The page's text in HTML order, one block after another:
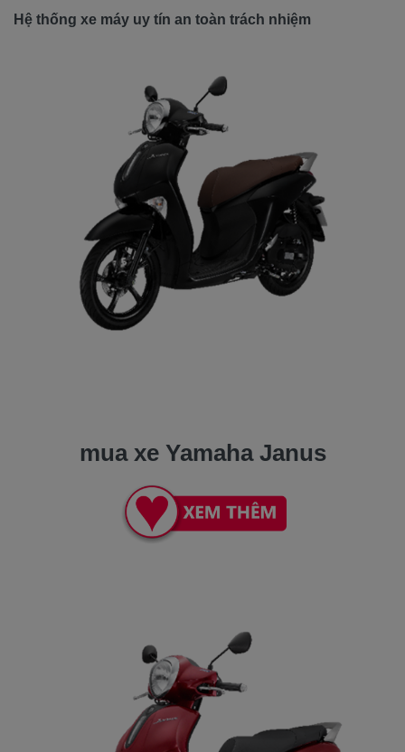
Hệ thống xe máy uy tín an toàn trách nhiệm
mua xe Yamaha Janus